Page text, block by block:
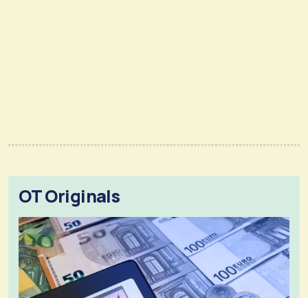
OT Originals